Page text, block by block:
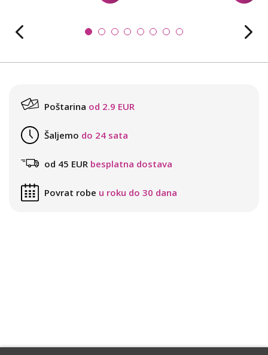
Poštarina od 2.9 EUR
Šaljemo do 24 sata
od 45 EUR besplatna dostava
Povrat robe u roku do 30 dana